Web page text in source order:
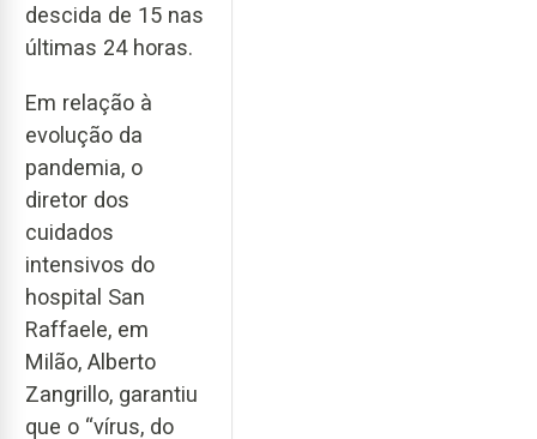
descida de 15 nas
últimas 24 horas.
Em relação à
evolução da
pandemia, o
diretor dos
cuidados
intensivos do
hospital San
Raffaele, em
Milão, Alberto
Zangrillo, garantiu
que o “vírus, do